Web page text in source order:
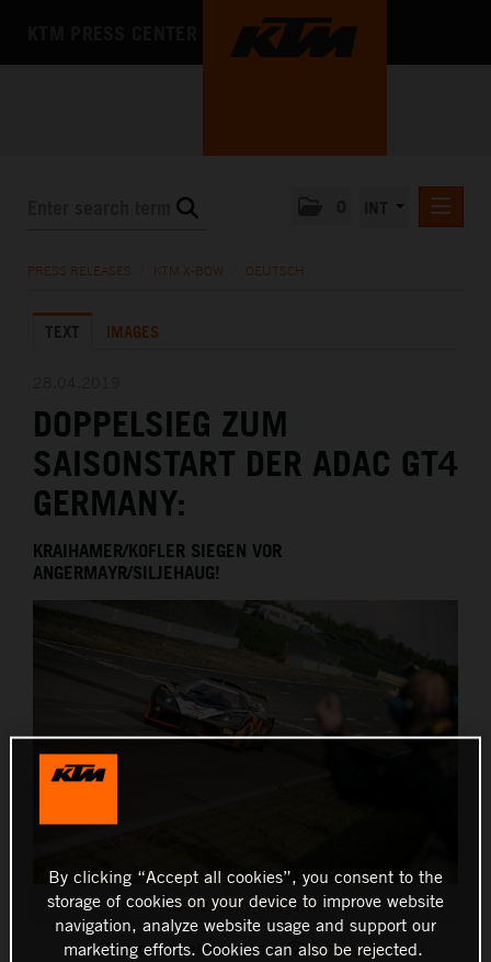
KTM X-BOW
ENGLISH
KTM MOTOHALL
MEDIA
PRESS RELEASES KTM X-BOW DEUTSCH
TEXT IMAGES
DOPPELSIEG ZUM
SAISONSTART DER ADAC GT4
GERMANY:
KRAIHAMER/KOFLER SIEGEN VOR
ANGERMAYR/SILJEHAUG!
1904281631_JK5_5147
This press release has: 8 Images
By clicking “Accept all cookies”, you consent to the
storage of cookies on your device to improve website
navigation, analyze website usage and support our
marketing efforts. Cookies can also be rejected.